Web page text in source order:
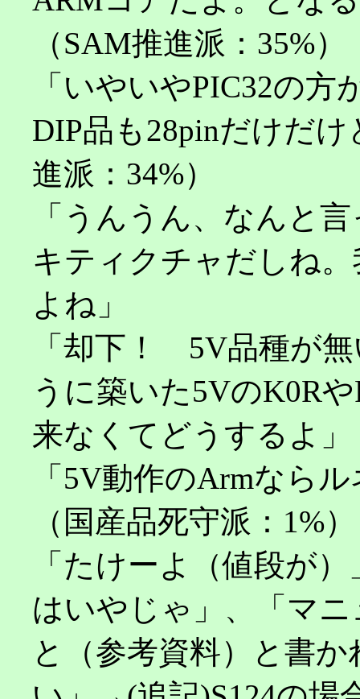
（SAM推進派：35%）
「いやいやPIC32の
DIP品も28pinだけだ
進派：34%）
「うんうん、なんと
キティクチャだしね
よね」
「却下！ 5V品種が
うに築いた5VのK0R
来なくてどうするよ」
「5V動作のArmなら
（国産品死守派：1%）
「たけーよ（値段が
はいやじゃ」、「マ
と（参考資料）と書